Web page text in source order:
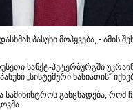
პასუხი მოჰყვება, - ამის
რუსეთი სანქტ-პეტერბურგში
„სისტემური ხასიათის“
სამინისტროს განცხადება, რომ